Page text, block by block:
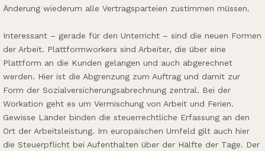
Änderung wiederum alle Vertragsparteien zustimmen müssen.
Interessant – gerade für den Unterricht – sind die neuen Formen
der Arbeit. Plattformworkers sind Arbeiter, die über eine
Plattform an die Kunden gelangen und auch abgerechnet
werden. Hier ist die Abgrenzung zum Auftrag und damit zur
Form der Sozialversicherungsabrechnung zentral. Bei der
Workation geht es um Vermischung von Arbeit und Ferien.
Gewisse Länder binden die steuerrechtliche Erfassung an den
Ort der Arbeitsleistung. Im europäischen Umfeld gilt auch hier
die Steuerpflicht bei Aufenthalten über der Hälfte der Tage. Der